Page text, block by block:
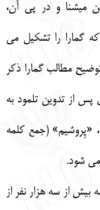
ميشنا و در پي آن،
كه گمارا را تشكيل مي
مطالب گمارا ذكر
از تدوين تلمود به
«پِروشيم» (جمع كلمه
شود.
بيش از سه هزار نفر از